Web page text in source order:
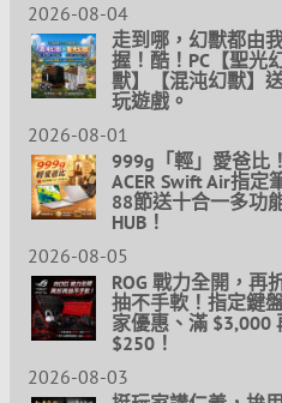
2026-08-04
走到哪，幻獸都由
握！酷！PC【聖光
獸】【混沌幻獸】
玩遊戲。
2026-08-01
999g「輕」愛爸比！
ACER Swift Air指定
88節送十合一多功
HUB！
2026-08-05
ROG 戰力全開，再
抽不手軟！指定鍵
家優惠、滿 $3,000
$250！
2026-08-03